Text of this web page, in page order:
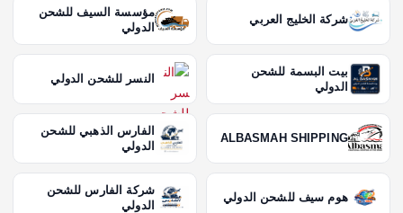
شركة الخليج العربي
مؤسسة السيف للشحن
الدولي
بيت البسمة للشحن
الدولي
النسر للشحن الدولي
ALBASMAH SHIPPING
الفارس الذهبي للشحن
الدولي
هوم سيف للشحن الدولي
شركة الفارس للشحن
الدولي